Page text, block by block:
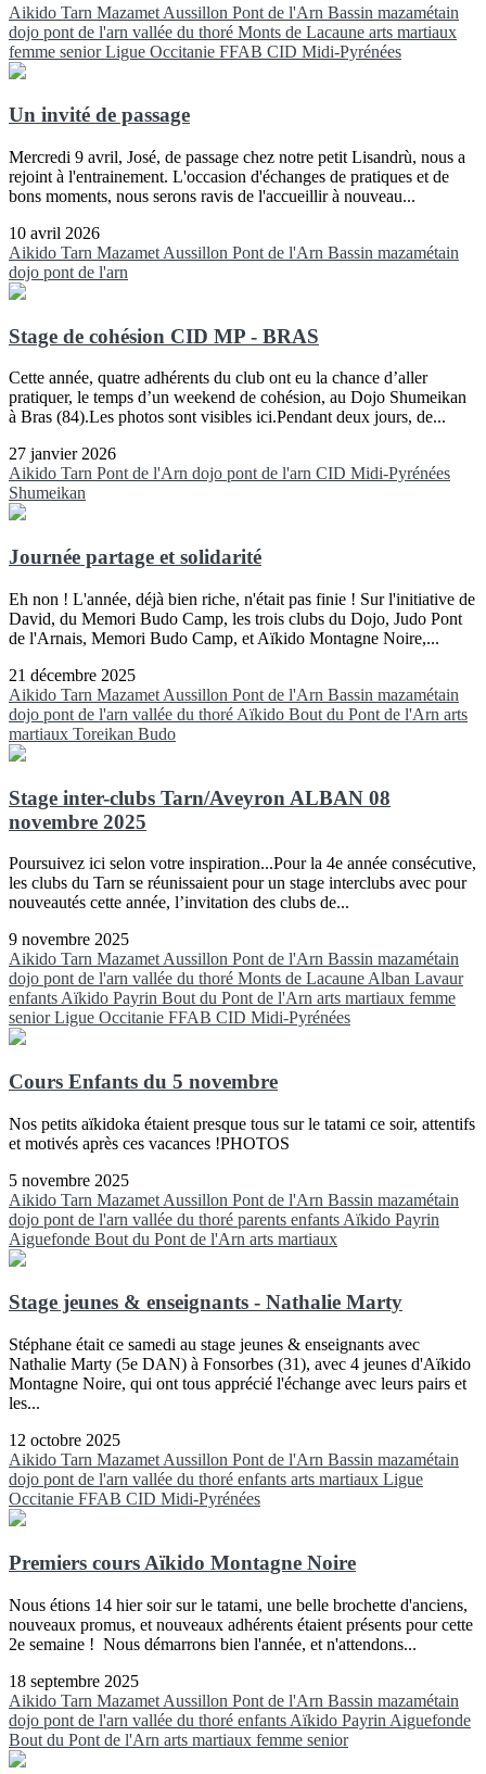
Aikido Tarn Mazamet Aussillon Pont de l'Arn Bassin mazamétain
dojo pont de l'arn vallée du thoré Monts de Lacaune arts martiaux
femme seniorLigue Occitanie FFAB CID Midi-Pyrénées
Un invité de passage
Mercredi 9 avril, José, de passage chez notre petit Lisandrù, nous a
rejoint à l'entrainement. L'occasion d'échanges de pratiques et de
bons moments, nous serons ravis de l'accueillir à nouveau...
10 avril 2026
Aikido Tarn Mazamet Aussillon Pont de l'Arn Bassin mazamétain
dojo pont de l'arn
Stage de cohésion CID MP - BRAS
Cette année, quatre adhérents du club ont eu la chance d’aller
pratiquer, le temps d’un weekend de cohésion, au Dojo Shumeikan
à Bras (84).Les photos sont visibles ici.Pendant deux jours, de...
27 janvier 2026
Aikido Tarn Pont de l'Arn dojo pont de l'arn CID Midi-Pyrénées
Shumeikan
Journée partage et solidarité
Eh non ! L'année, déjà bien riche, n'était pas finie ! Sur l'initiative de
David, du Memori Budo Camp, les trois clubs du Dojo, Judo Pont
de l'Arnais, Memori Budo Camp, et Aïkido Montagne Noire,...
21 décembre 2025
Aikido Tarn Mazamet Aussillon Pont de l'Arn Bassin mazamétain
dojo pont de l'arn vallée du thoré Aïkido Bout du Pont de l'Arn arts
martiaux Toreikan Budo
Stage inter-clubs Tarn/Aveyron ALBAN 08
novembre 2025
Poursuivez ici selon votre inspiration...Pour la 4e année consécutive,
les clubs du Tarn se réunissaient pour un stage interclubs avec pour
nouveautés cette année, l’invitation des clubs de...
9 novembre 2025
Aikido Tarn Mazamet Aussillon Pont de l'Arn Bassin mazamétain
dojo pont de l'arn vallée du thoré Monts de Lacaune Alban Lavaur
enfants Aïkido Payrin Bout du Pont de l'Arn arts martiaux femme
seniorLigue Occitanie FFAB CID Midi-Pyrénées
Cours Enfants du 5 novembre
Nos petits aïkidoka étaient presque tous sur le tatami ce soir, attentifs
et motivés après ces vacances !PHOTOS
5 novembre 2025
Aikido Tarn Mazamet Aussillon Pont de l'Arn Bassin mazamétain
dojo pont de l'arn vallée du thoré parents enfants Aïkido Payrin
Aiguefonde Bout du Pont de l'Arn arts martiaux
Stage jeunes & enseignants - Nathalie Marty
Stéphane était ce samedi au stage jeunes & enseignants avec
Nathalie Marty (5e DAN) à Fonsorbes (31), avec 4 jeunes d'Aïkido
Montagne Noire, qui ont tous apprécié l'échange avec leurs pairs et
les...
12 octobre 2025
Aikido Tarn Mazamet Aussillon Pont de l'Arn Bassin mazamétain
dojo pont de l'arn vallée du thoré enfants arts martiaux Ligue
Occitanie FFAB CID Midi-Pyrénées
Premiers cours Aïkido Montagne Noire
Nous étions 14 hier soir sur le tatami, une belle brochette d'anciens,
nouveaux promus, et nouveaux adhérents étaient présents pour cette
2e semaine ! Nous démarrons bien l'année, et n'attendons...
18 septembre 2025
Aikido Tarn Mazamet Aussillon Pont de l'Arn Bassin mazamétain
dojo pont de l'arn vallée du thoré enfants Aïkido Payrin Aiguefonde
Bout du Pont de l'Arn arts martiaux femme senior